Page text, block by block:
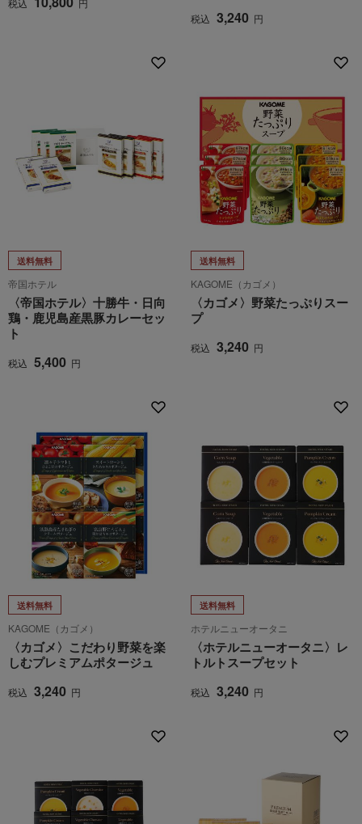
税込
円
税込 3,240 円
送料無料
帝国ホテル
〈帝国ホテル〉十勝牛・日向
鶏・鹿児島産黒豚カレーセッ
ト
税込 5,400 円
送料無料
KAGOME（カゴメ）
〈カゴメ〉野菜たっぷりスー
プ
税込 3,240 円
送料無料
KAGOME（カゴメ）
〈カゴメ〉こだわり野菜を楽
しむプレミアムポタージュ
税込 3,240 円
送料無料
ホテルニューオータニ
〈ホテルニューオータニ〉レ
トルトスープセット
税込 3,240 円